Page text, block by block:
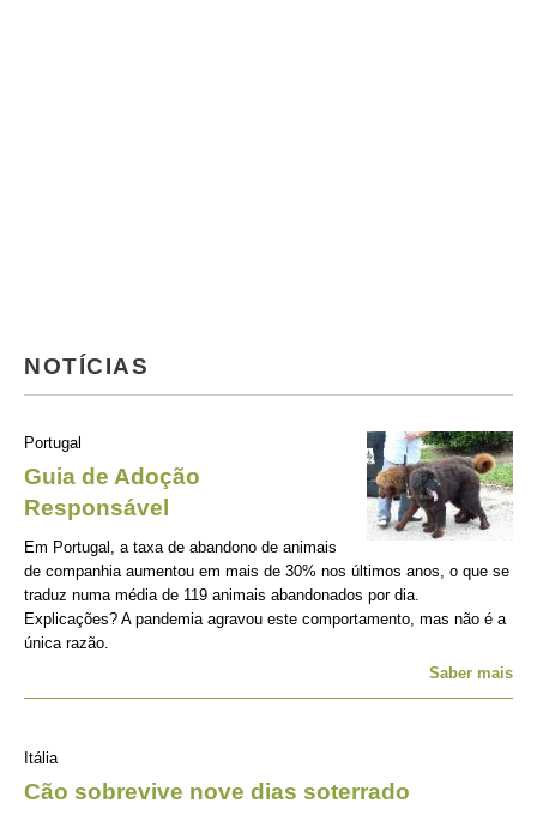
NOTÍCIAS
Portugal
Guia de Adoção
Responsável
Em Portugal, a taxa de abandono de animais
de companhia aumentou em mais de 30% nos últimos anos, o que se
traduz numa média de 119 animais abandonados por dia.
Explicações? A pandemia agravou este comportamento, mas não é a
única razão.
Saber mais
Itália
Cão sobrevive nove dias soterrado